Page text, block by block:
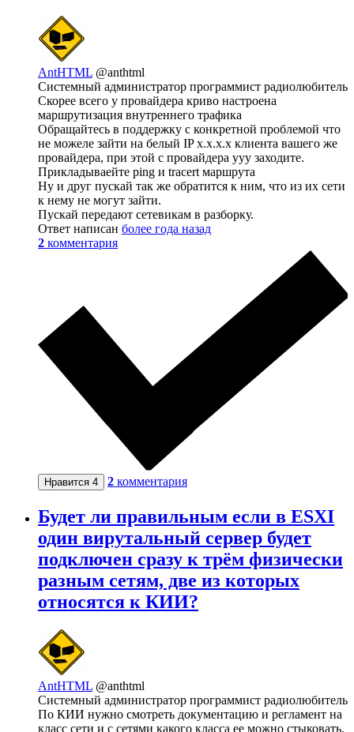
AntHTML @anthtml
Системный администратор программист радиолюбитель
Скорее всего у провайдера криво настроена
маршрутизация внутреннего трафика
Обращайтесь в поддержку с конкретной проблемой что
не можеле зайти на белый IP x.x.x.x клиента вашего же
провайдера, при этой с провайдера ууу заходите.
Прикладываейте ping и tracert маршрута
Ну и друг пускай так же обратится к ним, что из их сети
к нему не могут зайти.
Пускай передают сетевикам в разборку.
Ответ написан более года назад
2 комментария
Нравится 4 2 комментария
Будет ли правильным если в ESXI
один вирутальный сервер будет
подключен сразу к трём физически
разным сетям, две из которых
относятся к КИИ?
AntHTML @anthtml
Системный администратор программист радиолюбитель
По КИИ нужно смотреть документацию и регламент на
класс сети и с сетями какого класса ее можно стыковать.